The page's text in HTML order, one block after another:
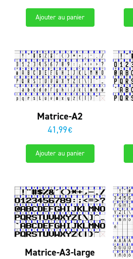
Ajouter au panier
Matrice-A2
41,99€
Ajouter au panier
Matrice-A3-large